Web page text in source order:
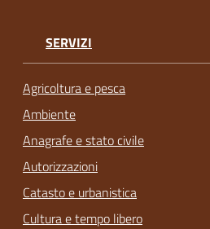
SERVIZI
Agricoltura e pesca
Ambiente
Anagrafe e stato civile
Autorizzazioni
Catasto e urbanistica
Cultura e tempo libero